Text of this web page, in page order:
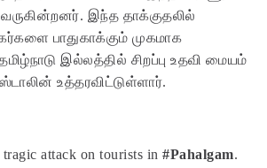
வருகின்றனர். இந்த தாக்குதலில்
பாதுகாக்கும் முகமாக
தமிழ்நாடு இல்லத்தில் சிறப்பு உதவி மையம்
உத்தரவிட்டுள்ளார்.
attack on tourists in #Pahalgam.